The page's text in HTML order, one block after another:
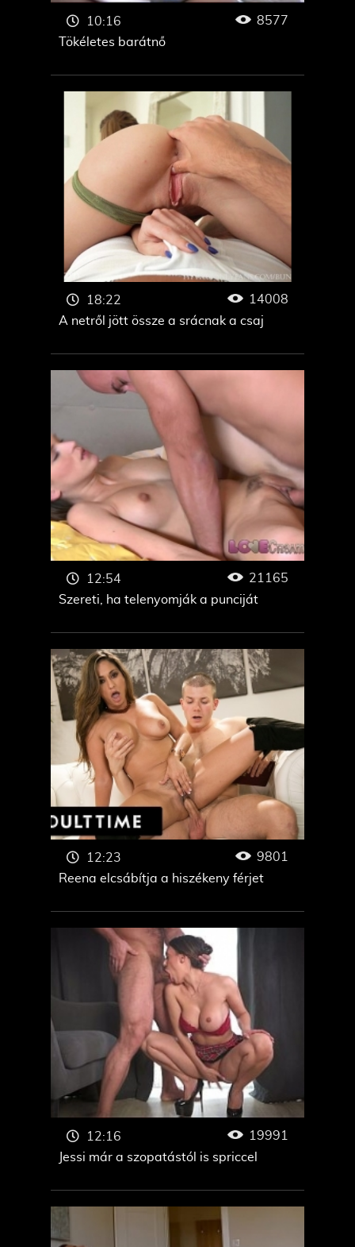
Tökéletes barátnő
10:16 8577
A netről jött össze a srácnak a csaj
18:22 14008
Szereti, ha telenyomják a punciját
12:54 21165
Reena elcsábítja a hiszékeny férjet
12:23 9801
Jessi már a szopatástól is spriccel
12:16 19991